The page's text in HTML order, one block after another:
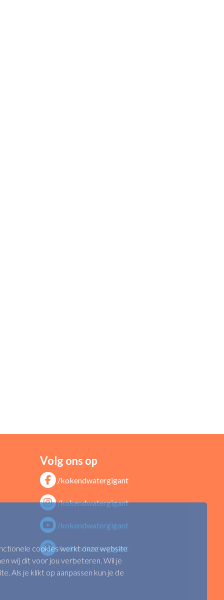
Volg ons op
/kokendwatergigant
/kokendwatergigant
/kokendwatergigant
/kokendwatergigant
cookies werkt onze website
wij dit voor jou verbeteren. Wil je
Als je klikt op aanpassen kun je de